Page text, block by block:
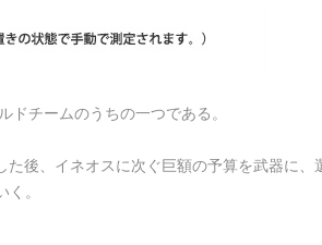
チームのうちの一つである。
後、イネオスに次ぐ巨額の予算を武器に、
。